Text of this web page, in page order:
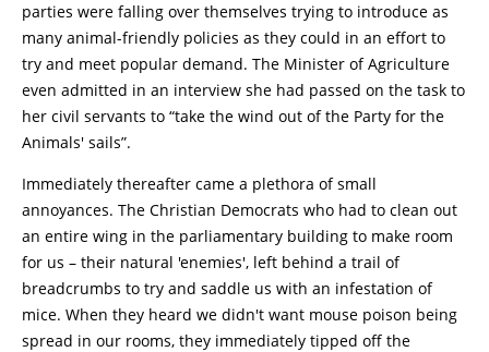
parties were falling over themselves trying to introduce as
many animal-friendly policies as they could in an effort to
try and meet popular demand. The Minister of Agriculture
even admitted in an interview she had passed on the task to
her civil servants to “take the wind out of the Party for the
Animals' sails”.
Immediately thereafter came a plethora of small
annoyances. The Christian Democrats who had to clean out
an entire wing in the parliamentary building to make room
for us – their natural 'enemies', left behind a trail of
breadcrumbs to try and saddle us with an infestation of
mice. When they heard we didn't want mouse poison being
spread in our rooms, they immediately tipped off the